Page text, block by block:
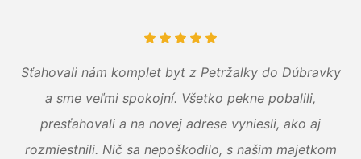
Sťahovali nám komplet byt z Petržalky do Dúbravky
a sme veľmi spokojní. Všetko pekne pobalili,
presťahovali a na novej adrese vyniesli, ako aj
rozmiestnili. Nič sa nepoškodilo, s našim majetkom